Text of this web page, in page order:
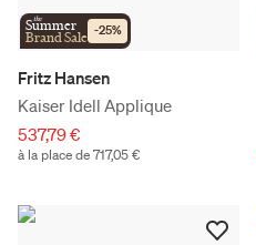
the
Summer
Brand Sale -25%
Fritz Hansen
Kaiser Idell Applique
537,79 €
à la place de 717,05 €